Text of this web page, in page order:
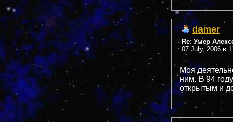
damer
Re: Умер
07 July, 2006 в
Моя
ним. В 94
открытым и